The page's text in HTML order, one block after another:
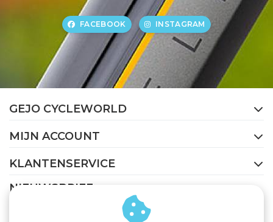
FACEBOOK INSTAGRAM
GEJO CYCLEWORLD
MIJN ACCOUNT
KLANTENSERVICE
NIEUWSBRIEF
Abonneer je op onze nieuwsbrief om op de hoogte te